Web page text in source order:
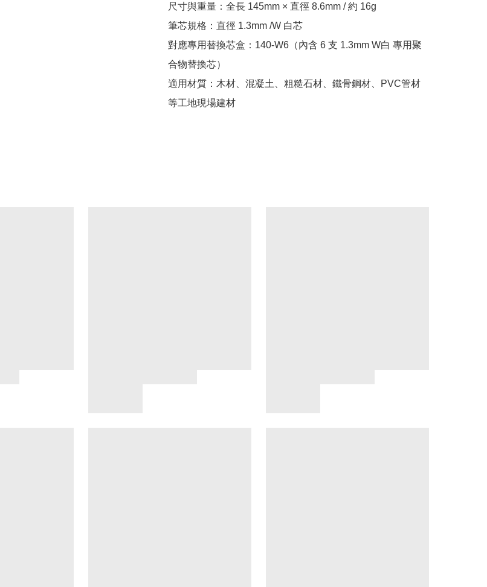
尺寸與重量：全長 145mm × 直徑 8.6mm / 約 16g
筆芯規格：直徑 1.3mm /W 白芯
對應專用替換芯盒：140-W6（內含 6 支 1.3mm W白 專用聚
合物替換芯）
適用材質：木材、混凝土、粗糙石材、鐵骨鋼材、PVC管材
等工地現場建材